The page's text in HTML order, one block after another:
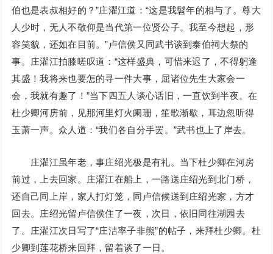
伯也是表叔相好的？”庄濯江道：“这是我髫年的相与了。尊大
人少时，无人不敬仰是当代第一位贤公子。我至今想起，形
容笑貌，还如在目前。”卢信侯又同武书谈到泰伯祠大祭的
事。庄濯江拍膝嗟叹道：“这样盛典，可惜来迟了，不得躬逢
其盛！我将来也要怎的寻一件大事，屈诸位先生大家会一
会，我就有趣了！”当下四五人谈心话旧，一直饮到半夜。在
杜少卿河房前，见那河里灯火阑珊，笙歌渐歇，耳边忽听得
玉萧一声。众人道：“我们各自分手罢。”武书也上了岸去。
庄濯江虽年老，事庄绍光极是有礼。当下杜少卿在河房
前过，上去回家。庄濯江在船上，一路送庄绍光到北门桥，
还自己同上岸，家人打灯笼，同卢信候送到庄绍光家，方才
回去。庄绍光留卢信侯住了一夜，次日，依旧同往湖园去
了。庄濯江次日写了“庄洁率子非熊”的帖子，来拜杜少卿。杜
少卿到莲花桥来回拜，留着谈了一日。